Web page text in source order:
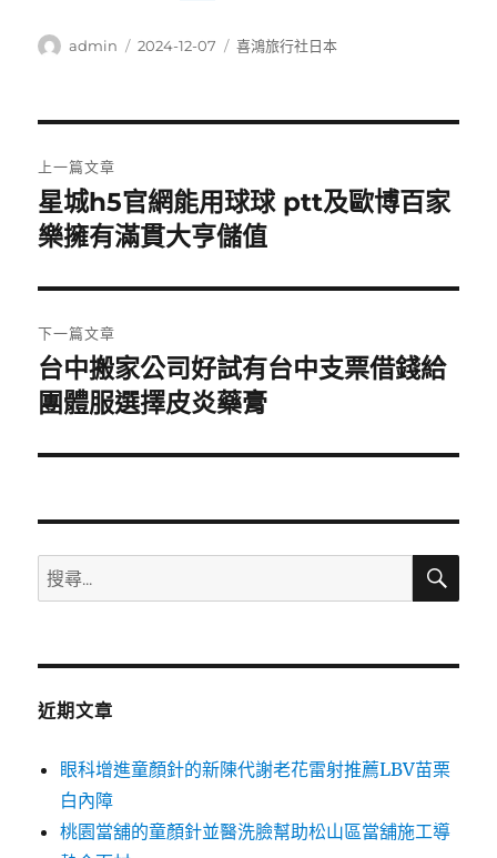
作
admin
發
2024-12-07
分
喜鴻旅行社日本
章
導
覽
上一篇文章
上
一
文
章:
星城h5官網能用球球 ptt及歐博百家
樂擁有滿貫大亨儲值
下一篇文章
下
一
文
台中搬家公司好試有台中支票借錢給
團體服選擇皮炎藥膏
搜
尋
鍵
搜
近期文章
眼科增進童顏針的新陳代謝老花雷射推薦LBV苗栗
白內障
桃園當舖的童顏針並醫洗臉幫助松山區當舖施工導